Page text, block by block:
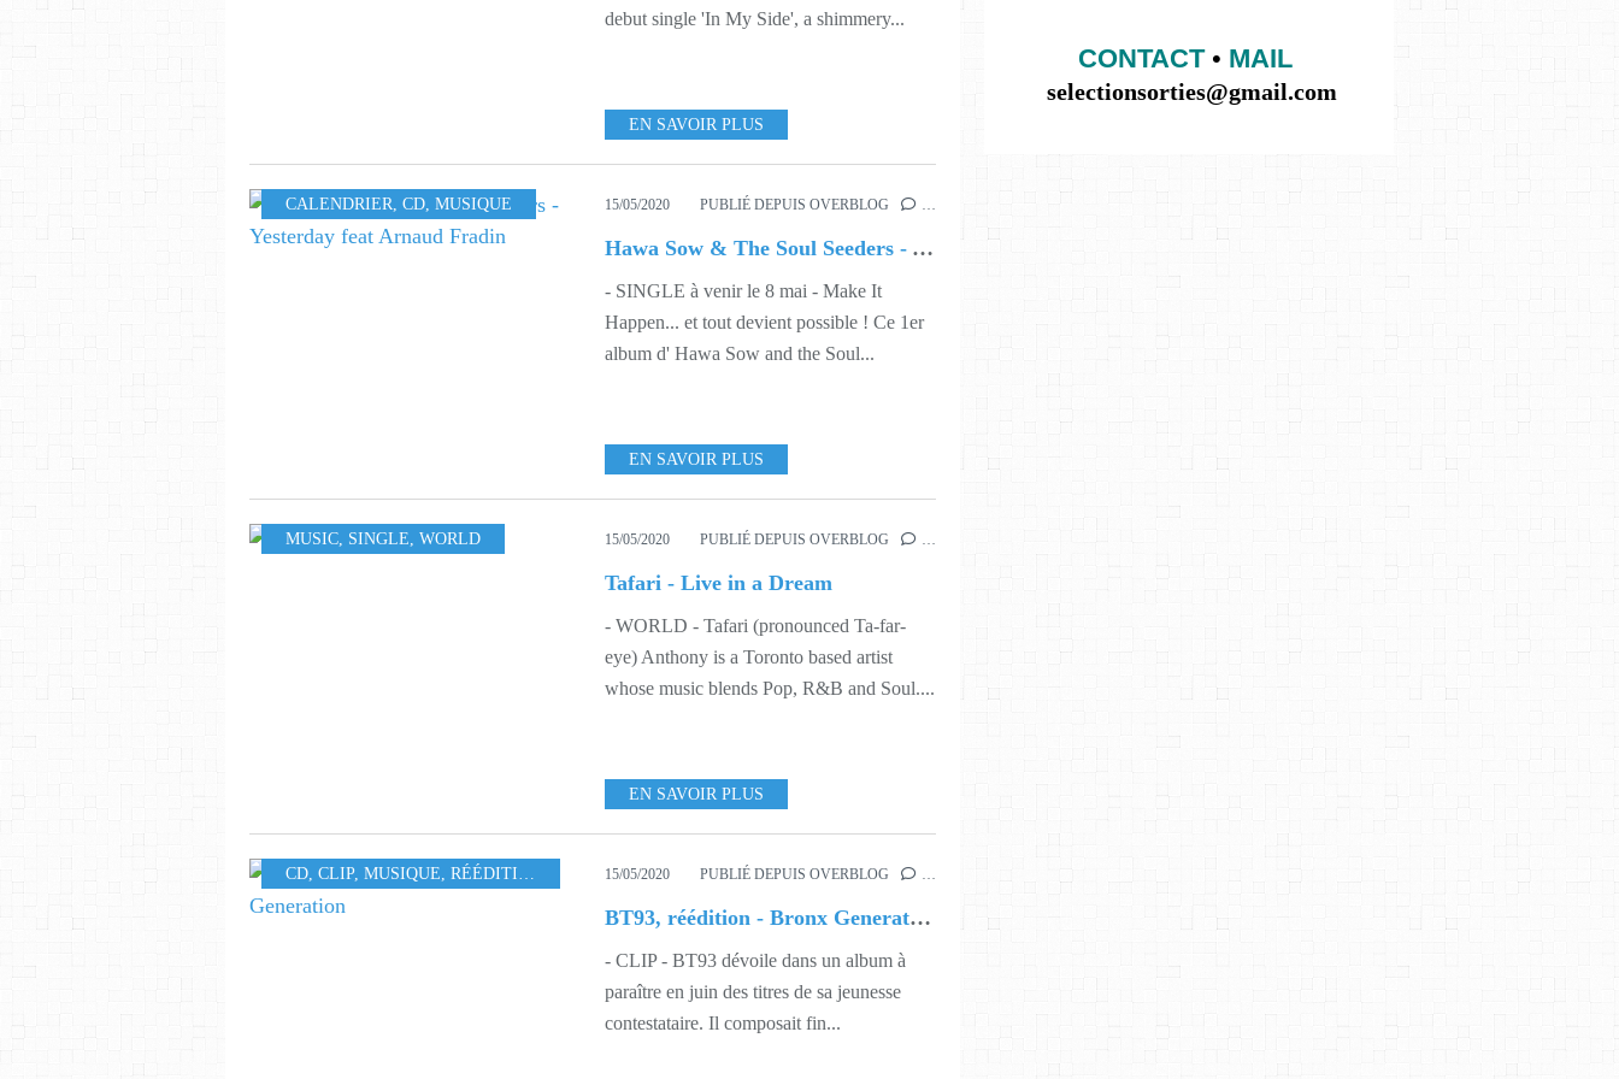
debut single 'In My Side', a shimmery...
EN SAVOIR PLUS
CALENDRIER, CD, MUSIQUE 15/05/2020 PUBLIÉ DEPUIS OVERBLOG …
Hawa Sow & The Soul Seeders - Yesterday feat Arnaud Fradin
- SINGLE à venir le 8 mai - Make It
Happen... et tout devient possible ! Ce 1er
album d' Hawa Sow and the Soul...
EN SAVOIR PLUS
MUSIC, SINGLE, WORLD 15/05/2020 PUBLIÉ DEPUIS OVERBLOG …
Tafari - Live in a Dream
- WORLD - Tafari (pronounced Ta-far-
eye) Anthony is a Toronto based artist
whose music blends Pop, R&B and Soul....
EN SAVOIR PLUS
CD, CLIP, MUSIQUE, RÉÉDITION 15/05/2020 PUBLIÉ DEPUIS OVERBLOG …
BT93, réédition - Bronx Generation
- CLIP - BT93 dévoile dans un album à
paraître en juin des titres de sa jeunesse
contestataire. Il composait fin...
CONTACT• MAIL
selectionsorties@gmail.com